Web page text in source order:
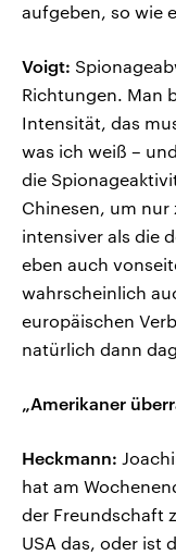
aufgeben, so wie
Voigt:
Richtungen. Man
Intensität, das
was ich weiß –
die
Chinesen, um nur
intensiver als die
eben auch
wahrscheinlich
europäischen
natürlich dann
„Amerikaner
Heckmann:
hat am
der Freundschaft
USA das, oder ist